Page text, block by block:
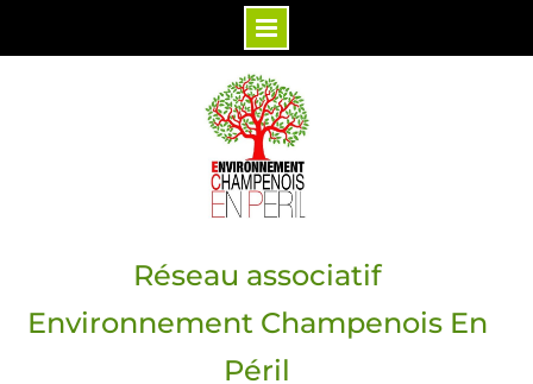
Réseau associatif
Environnement Champenois En
Péril